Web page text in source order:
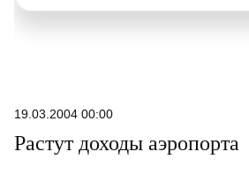
19.03.2004 00:00
Растут доходы аэропорта